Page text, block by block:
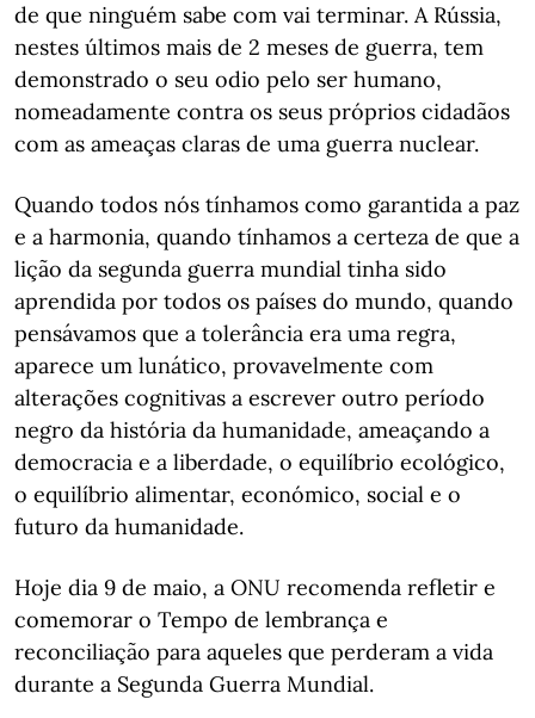
de que ninguém sabe com vai terminar. A Rússia,
nestes últimos mais de 2 meses de guerra, tem
demonstrado o seu odio pelo ser humano,
nomeadamente contra os seus próprios cidadãos
com as ameaças claras de uma guerra nuclear.
Quando todos nós tínhamos como garantida a paz
e a harmonia, quando tínhamos a certeza de que a
lição da segunda guerra mundial tinha sido
aprendida por todos os países do mundo, quando
pensávamos que a tolerância era uma regra,
aparece um lunático, provavelmente com
alterações cognitivas a escrever outro período
negro da história da humanidade, ameaçando a
democracia e a liberdade, o equilíbrio ecológico,
o equilíbrio alimentar, económico, social e o
futuro da humanidade.
Hoje dia 9 de maio, a ONU recomenda refletir e
comemorar o Tempo de lembrança e
reconciliação para aqueles que perderam a vida
durante a Segunda Guerra Mundial.